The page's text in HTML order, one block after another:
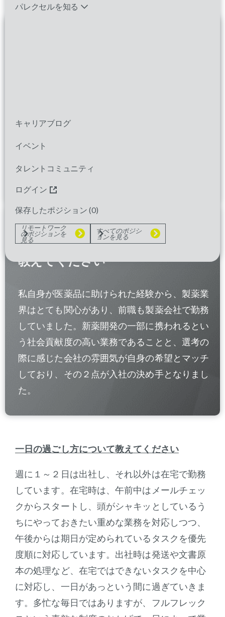
パレクセルを知る
キャリアブログ
イベント
タレントコミュニティ
ログイン
保存したポジション (0)
リモートワーク
のポジションを
見る
すべてのポジシ
ョンを見る
パレクセルに入社を決めた理由を
教えてください
私自身が医薬品に助けられた経験から、製薬業
界はとても関心があり、前職も製薬会社で勤務
していました。新薬開発の一部に携われるとい
う社会貢献度の高い業務であることと、選考の
際に感じた会社の雰囲気が自身の希望とマッチ
しており、その２点が入社の決め手となりまし
た。
一日の過ごし方について教えてください
週に１～２日は出社し、それ以外は在宅で勤務
しています。在宅時は、午前中はメールチェッ
クからスタートし、頭がシャキッとしているう
ちにやっておきたい重めな業務を対応しつつ、
午後からは期日が定められているタスクを優先
度順に対応しています。出社時は発送や文書原
本の処理など、在宅ではできないタスクを中心
に対応し、一日があっという間に過ぎていきま
す。多忙な毎日ではありますが、フルフレック